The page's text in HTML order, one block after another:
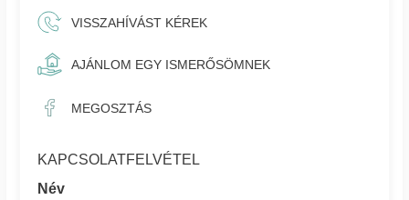
VISSZAHÍVÁST KÉREK
AJÁNLOM EGY ISMERŐSÖMNEK
MEGOSZTÁS
KAPCSOLATFELVÉTEL
Név